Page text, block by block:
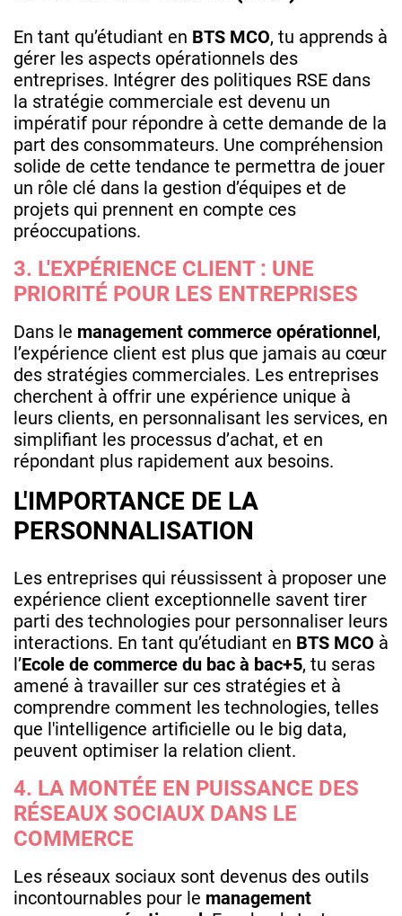
En tant qu’étudiant en BTS MCO, tu apprends à
gérer les aspects opérationnels des
entreprises. Intégrer des politiques RSE dans
la stratégie commerciale est devenu un
impératif pour répondre à cette demande de la
part des consommateurs. Une compréhension
solide de cette tendance te permettra de jouer
un rôle clé dans la gestion d’équipes et de
projets qui prennent en compte ces
préoccupations.
3. L'EXPÉRIENCE CLIENT : UNE
PRIORITÉ POUR LES ENTREPRISES
Dans le management commerce opérationnel,
l’expérience client est plus que jamais au cœur
des stratégies commerciales. Les entreprises
cherchent à offrir une expérience unique à
leurs clients, en personnalisant les services, en
simplifiant les processus d’achat, et en
répondant plus rapidement aux besoins.
L'IMPORTANCE DE LA
PERSONNALISATION
Les entreprises qui réussissent à proposer une
expérience client exceptionnelle savent tirer
parti des technologies pour personnaliser leurs
interactions. En tant qu’étudiant en BTS MCO à
l’Ecole de commerce du bac à bac+5, tu seras
amené à travailler sur ces stratégies et à
comprendre comment les technologies, telles
que l'intelligence artificielle ou le big data,
peuvent optimiser la relation client.
4. LA MONTÉE EN PUISSANCE DES
RÉSEAUX SOCIAUX DANS LE
COMMERCE
Les réseaux sociaux sont devenus des outils
incontournables pour le management